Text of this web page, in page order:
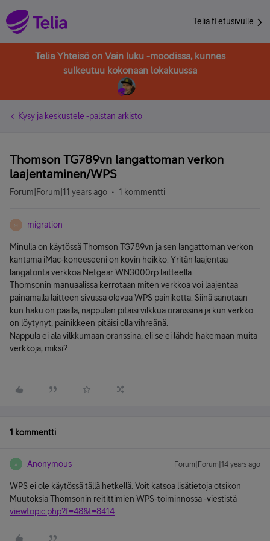
Telia.fi etusivulle
Telia Yhteisö on Vain luku -moodissa, kunnes
sulkeutuu kokonaan lokakuussa
Kysy ja keskustele -palstan arkisto
Thomson TG789vn langattoman verkon
laajentaminen/WPS
Forum|Forum|11 years ago 1 kommentti
M migration
Minulla on käytössä Thomson TG789vn ja sen langattoman verkon
kantama iMac-koneeseeni on kovin heikko. Yritän laajentaa
langatonta verkkoa Netgear WN3000rp laitteella.
Thomsonin manuaalissa kerrotaan miten verkkoa voi laajentaa
painamalla laitteen sivussa olevaa WPS painiketta. Siinä sanotaan
kun haku on päällä, nappulan pitäisi vilkkua oranssina ja kun verkko
on löytynyt, painikkeen pitäisi olla vihreänä.
Nappula ei ala vilkkumaan oranssina, eli se ei lähde hakemaan muita
verkkoja, miksi?
1 kommentti
A Anonymous Forum|Forum|14 years ago
WPS ei ole käytössä tällä hetkellä. Voit katsoa lisätietoja otsikon
Muutoksia Thomsonin reitittimien WPS-toiminnossa -viestistä
viewtopic.php?f=48&t=8414